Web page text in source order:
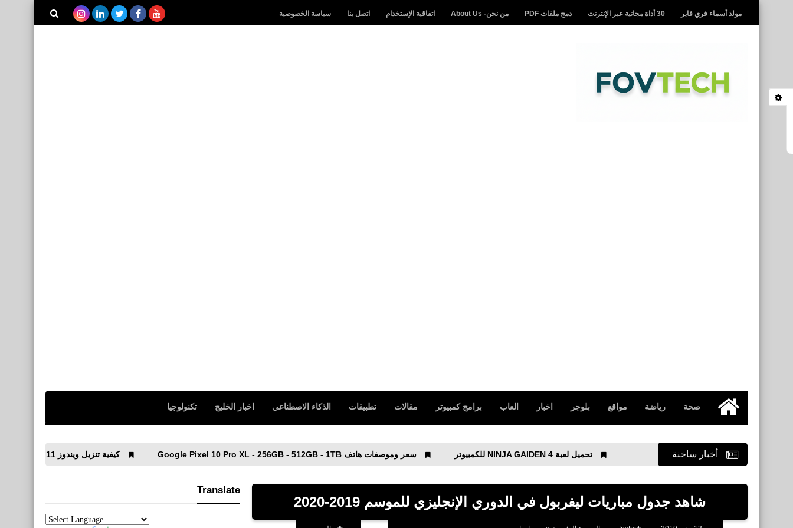
مولد أسماء فري فاير 30 أداة مجانية عبر الإنترنت دمج ملفات PDF من نحن- About Us اتفاقية الإستخدام اتصل بنا سياسة الخصوصية
الرئيسية
صحة رياضة مواقع بلوجر اخبار العاب برامج كمبيوتر مقالات تطبيقات الذكاء الاصطناعي اخبار الخليج تكنولوجيا
أخبار ساخنة تحميل لعبة NINJA GAIDEN 4 للكمبيوتر سعر وموصفات هاتف Google Pixel 10 Pro XL - 256GB - 512GB - 1TB كيفية تنزيل ويندوز 11 مجانًا
شاهد جدول مباريات ليفربول في الدوري الإنجليزي للموسم 2019-2020
Translate